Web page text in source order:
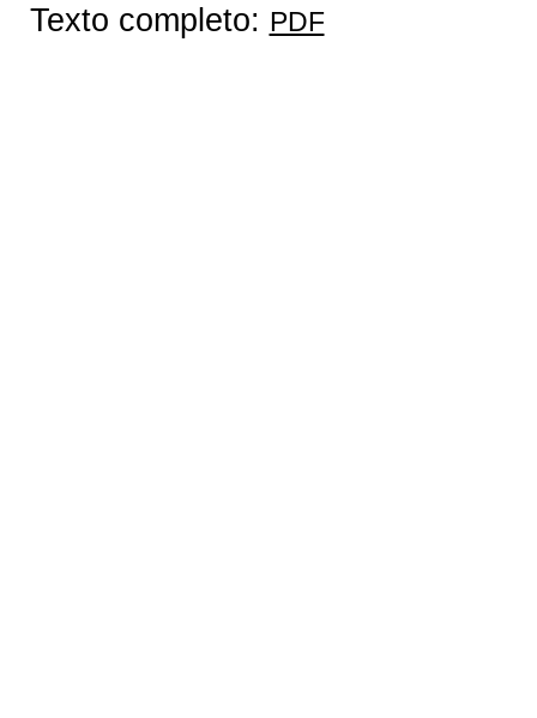
Texto completo: PDF